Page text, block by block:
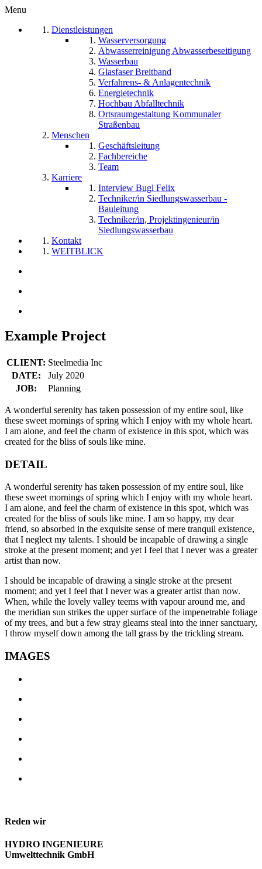
Menu
Dienstleistungen
Wasserversorgung
Abwasserreinigung Abwasserbeseitigung
Wasserbau
Glasfaser Breitband
Verfahrens- & Anlagentechnik
Energietechnik
Hochbau Abfalltechnik
Ortsraumgestaltung Kommunaler
Straßenbau
Menschen
Geschäftsleitung
Fachbereiche
Team
Karriere
Interview Bugl Felix
Techniker/in Siedlungswasserbau -
Bauleitung
Techniker/in, Projektingenieur/in
Siedlungswasserbau
Kontakt
WEITBLICK
Example Project
CLIENT: Steelmedia Inc
DATE:
July 2020
JOB:
Planning
A wonderful serenity has taken possession of my entire soul, like
these sweet mornings of spring which I enjoy with my whole heart.
I am alone, and feel the charm of existence in this spot, which was
created for the bliss of souls like mine.
DETAIL
A wonderful serenity has taken possession of my entire soul, like
these sweet mornings of spring which I enjoy with my whole heart.
I am alone, and feel the charm of existence in this spot, which was
created for the bliss of souls like mine. I am so happy, my dear
friend, so absorbed in the exquisite sense of mere tranquil existence,
that I neglect my talents. I should be incapable of drawing a single
stroke at the present moment; and yet I feel that I never was a greater
artist than now.
I should be incapable of drawing a single stroke at the present
moment; and yet I feel that I never was a greater artist than now.
When, while the lovely valley teems with vapour around me, and
the meridian sun strikes the upper surface of the impenetrable foliage
of my trees, and but a few stray gleams steal into the inner sanctuary,
I throw myself down among the tall grass by the trickling stream.
IMAGES
Reden wir
HYDRO INGENIEURE
Umwelttechnik GmbH